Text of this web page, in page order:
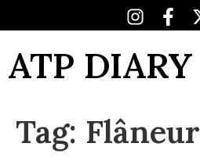
ATP DIARY
Tag: Flâneur